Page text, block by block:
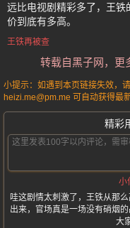
远比电视剧精彩多了，王
价到底有多高。
王铁再被查
转载自黑子网，更
小提示：如遇到本页链接失效，
heizi.me@pm.me 可自动获得最
精彩
小
哇这剧情太刺激了，王铁从那
出来，官场真是一场没有硝烟
大